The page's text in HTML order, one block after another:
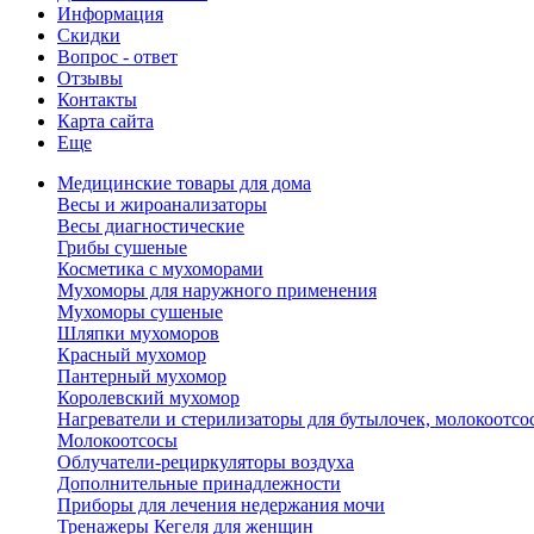
Информация
Скидки
Вопрос - ответ
Отзывы
Контакты
Карта сайта
Еще
Медицинские товары для дома
Весы и жироанализаторы
Весы диагностические
Грибы сушеные
Косметика с мухоморами
Мухоморы для наружного применения
Мухоморы сушеные
Шляпки мухоморов
Красный мухомор
Пантерный мухомор
Королевский мухомор
Нагреватели и стерилизаторы для бутылочек,
Молокоотсосы
Облучатели-рециркуляторы воздуха
Дополнительные принадлежности
Приборы для лечения недержания мочи
Тренажеры Кегеля для женщин